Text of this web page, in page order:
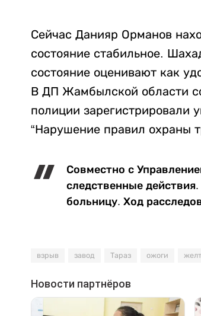
Сейчас Данияр Орманов
состояние стабильное.
состояние оценивают как
В ДП Жамбылской области
полиции зарегистрировали
“Нарушение правил охраны
Совместно с
следственные
больницу. Ход
взрыв завод Тараз ожоги